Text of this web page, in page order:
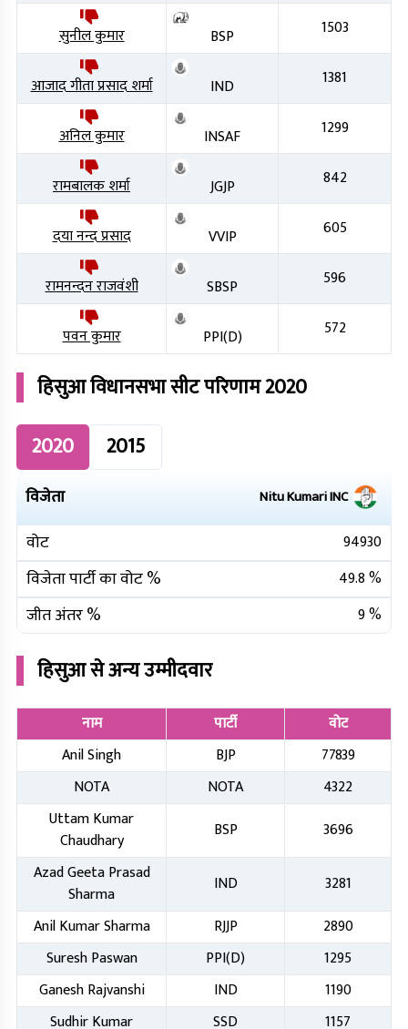
सुनील कुमार BSP 1503
आजाद गीता प्रसाद शर्मा IND 1381
अनिल कुमार INSAF 1299
रामबालक शर्मा JGJP 842
दया नन्द प्रसाद VVIP 605
रामनन्दन राजवंशी SBSP 596
पवन कुमार PPI(D) 572
हिसुआविधानसभा सीट परिणाम2020
2020
2015
विजेता Nitu KumariINC
वोट 94930
विजेता पार्टी का वोट % 49.8%
जीत अंतर % 9%
हिसुआसे अन्य उम्मीदवार
नाम पार्टी
वोट
Anil Singh
BJP
77839
NOTA
NOTA
4322
Uttam Kumar
Chaudhary
BSP
3696
Azad Geeta Prasad
Sharma
IND
3281
Anil Kumar Sharma
RJJP
2890
Suresh Paswan
PPI(D)
1295
Ganesh Rajvanshi
IND
1190
Sudhir Kumar
SSD 1157